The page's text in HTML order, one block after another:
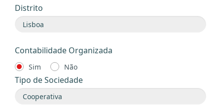
Distrito
Contabilidade Organizada
Sim Não
Tipo de Sociedade